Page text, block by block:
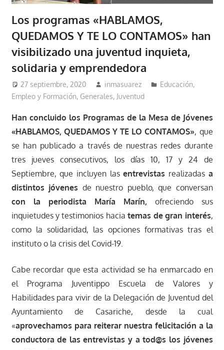
Los programas «HABLAMOS,
QUEDAMOS Y TE LO CONTAMOS» han
visibilizado una juventud inquieta,
solidaria y emprendedora
27 septiembre, 2020 inmasuarez
Educación,
Empleo y Formación, Generales, Juventud
Han concluido los Programas de la Mesa de Jóvenes
«HABLAMOS, QUEDAMOS Y TE LO CONTAMOS», que
se han publicado a través de nuestras redes durante
tres jueves consecutivos, los días 10, 17 y 24 de
Septiembre, que incluyen lasentrevistas realizadas a
distintos jóvenes de nuestro pueblo, que conversan
con la periodista María Marín, ofreciendo sus
inquietudes y testimonios haciatemas de gran interés,
como la solidaridad, las opciones formativas tras el
instituto o la crisis del Covid-19.
Cabe recordar que esta actividad se ha enmarcado en
el Programa Juventippo Escuela de Valores y
Habilidades para vivir de la Delegación de Juventud del
Ayuntamiento de Casariche, desde la cual
«aprovechamos para reiterar nuestra felicitación a la
conductora de las entrevistas y a tod@s los jóvenes